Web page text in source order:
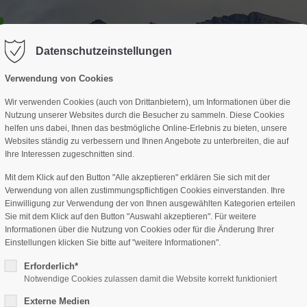
"offcanvas-col2" existiert leider
Der Eintrag "offcanvas-col3"
nicht.
Datenschutzeinstellungen
Verwendung von Cookies
Wir verwenden Cookies (auch von Drittanbietern), um Informationen über die
Nutzung unserer Websites durch die Besucher zu sammeln. Diese Cookies
helfen uns dabei, Ihnen das bestmögliche Online-Erlebnis zu bieten, unsere
Websites ständig zu verbessern und Ihnen Angebote zu unterbreiten, die auf
Ihre Interessen zugeschnitten sind.
Mit dem Klick auf den Button "Alle akzeptieren" erklären Sie sich mit der
Verwendung von allen zustimmungspflichtigen Cookies einverstanden. Ihre
Einwilligung zur Verwendung der von Ihnen ausgewählten Kategorien erteilen
Sie mit dem Klick auf den Button "Auswahl akzeptieren". Für weitere
Informationen über die Nutzung von Cookies oder für die Änderung Ihrer
Einstellungen klicken Sie bitte auf "weitere Informationen".
Erforderlich*
Notwendige Cookies zulassen damit die Website korrekt funktioniert
Externe Medien